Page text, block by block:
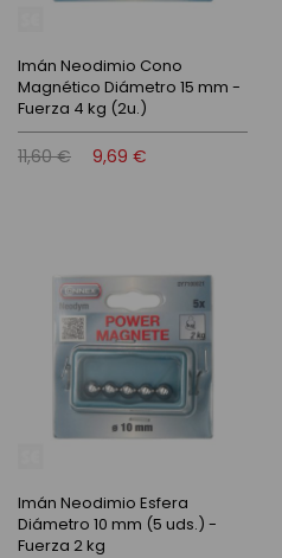
Imán Neodimio Cono
Magnético Diámetro 15 mm -
Fuerza 4 kg (2u.)
11,60 € 9,69 €
Imán Neodimio Esfera
Diámetro 10 mm (5 uds.) -
Fuerza 2 kg